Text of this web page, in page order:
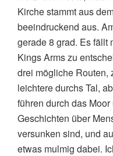
Kirche stammt aus
beeindruckend aus. A
gerade 8 grad. Es fällt
Kings Arms zu
drei mögliche Routen,
leichtere durchs Tal,
führen durch das
Geschichten über
versunken sind, und
etwas mulmig dabei.